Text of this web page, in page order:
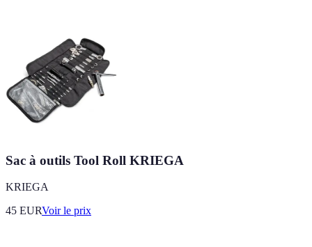
Sac à outils Tool Roll KRIEGA
KRIEGA
45 EURVoir le prix